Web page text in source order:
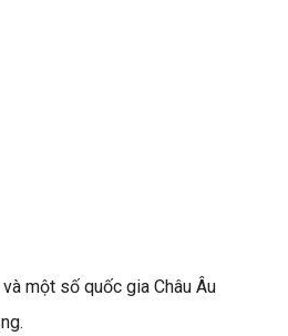
một số quốc gia Châu Âu